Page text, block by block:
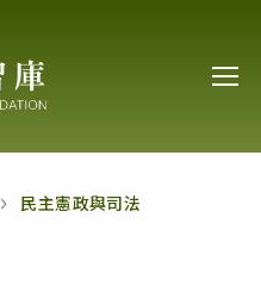
民主憲政與司法